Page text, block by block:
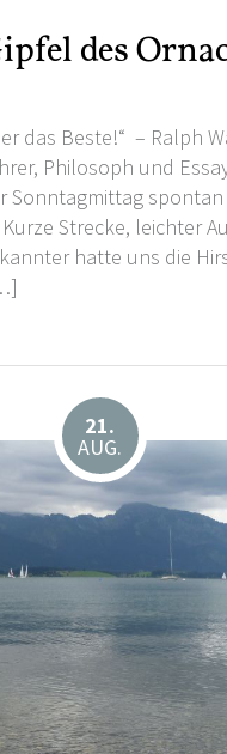
des
das Beste!“ – Ralph
Philosoph und
Sonntagmittag
Strecke, leichter
hatte uns die
21.
AUG.